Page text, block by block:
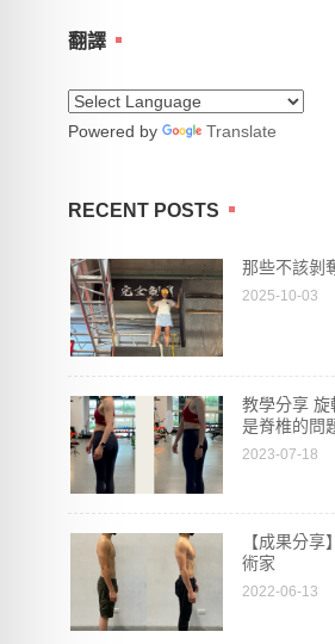
翻譯
Powered by Translate
RECENT POSTS
那些不該剝
2025-10-03
教學分享 旋
是脊椎的問
2023-07-18
【成果分享
術家
2022-06-13